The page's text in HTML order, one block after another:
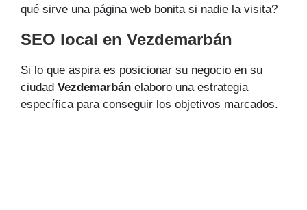
qué sirve una página web bonita si nadie la visita?
SEO local en Vezdemarbán
Si lo que aspira es posicionar su negocio en su
ciudad Vezdemarbán elaboro una estrategia
específica para conseguir los objetivos marcados.